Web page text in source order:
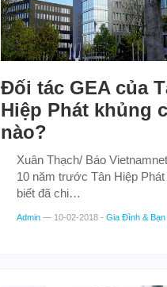
Đối tác GEA của
Hiệp Phát khủng
nào?
Xuân Thạch/ Báo
10 năm trước Tân Hiệp
biết đã chi…
Admin — 10-02-2018 - Gia Đình & Bạn